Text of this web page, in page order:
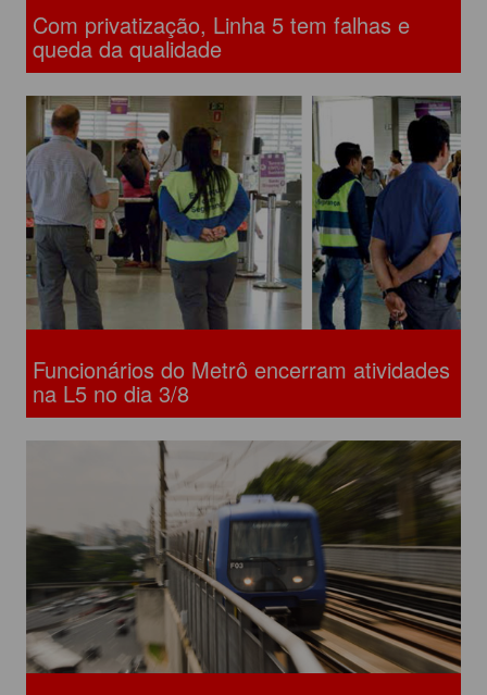
Com privatização, Linha 5 tem falhas e
queda da qualidade
Funcionários do Metrô encerram atividades
na L5 no dia 3/8